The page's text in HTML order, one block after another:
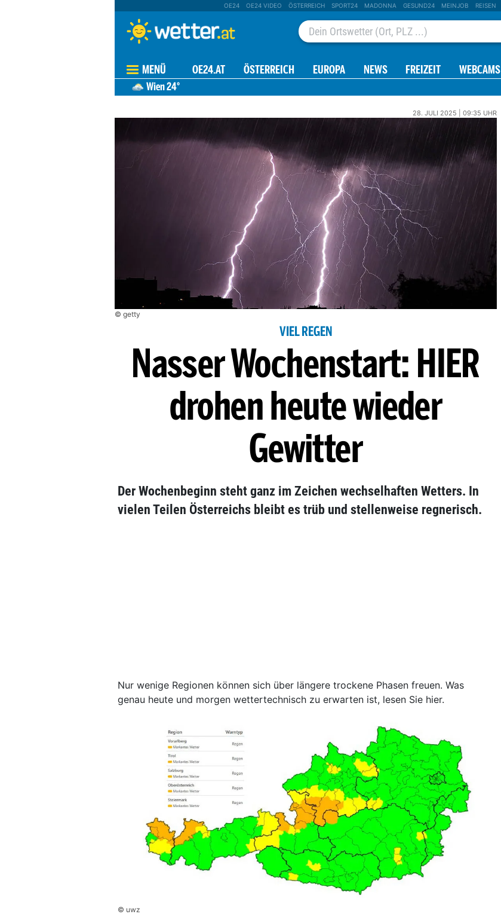
OE24 OE24 VIDEO ÖSTERREICH SPORT24 MADONNA GESUND24 MEINJOB REISEN
MENÜ OE24.AT ÖSTERREICH EUROPA NEWS FREIZEIT WEBCAMS
Wien24°
28. JULI 2025 | 09:35 UHR
© getty
VIEL REGEN
Nasser Wochenstart: HIER
drohen heute wieder
Gewitter
Der Wochenbeginn steht ganz im Zeichen wechselhaften Wetters. In
vielen Teilen Österreichs bleibt es trüb und stellenweise regnerisch.
Nur wenige Regionen können sich über längere trockene Phasen freuen. Was
genau heute und morgen wettertechnisch zu erwarten ist, lesen Sie hier.
© uwz